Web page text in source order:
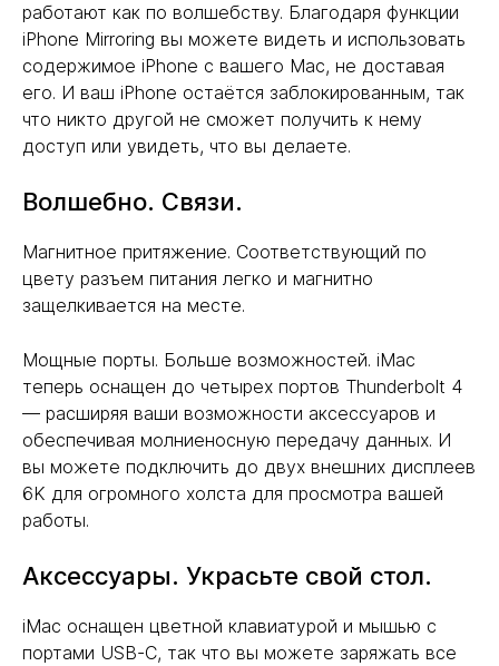
работают как по волшебству. Благодаря функции
iPhone Mirroring вы можете видеть и использовать
содержимое iPhone с вашего Mac, не доставая
его. И ваш iPhone остаётся заблокированным, так
что никто другой не сможет получить к нему
доступ или увидеть, что вы делаете.
Волшебно. Связи.
Магнитное притяжение. Соответствующий по
цвету разъем питания легко и магнитно
защелкивается на месте.
Мощные порты. Больше возможностей. iMac
теперь оснащен до четырех портов Thunderbolt 4
— расширяя ваши возможности аксессуаров и
обеспечивая молниеносную передачу данных. И
вы можете подключить до двух внешних дисплеев
6K для огромного холста для просмотра вашей
работы.
Аксессуары. Украсьте свой стол.
iMac оснащен цветной клавиатурой и мышью с
портами USB-C, так что вы можете заряжать все